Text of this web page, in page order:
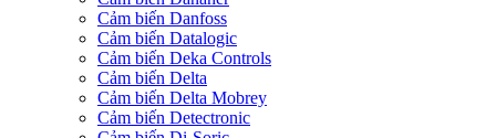
Cảm biến Danfoss
Cảm biến Datalogic
Cảm biến Deka Controls
Cảm biến Delta
Cảm biến Delta Mobrey
Cảm biến Detectronic